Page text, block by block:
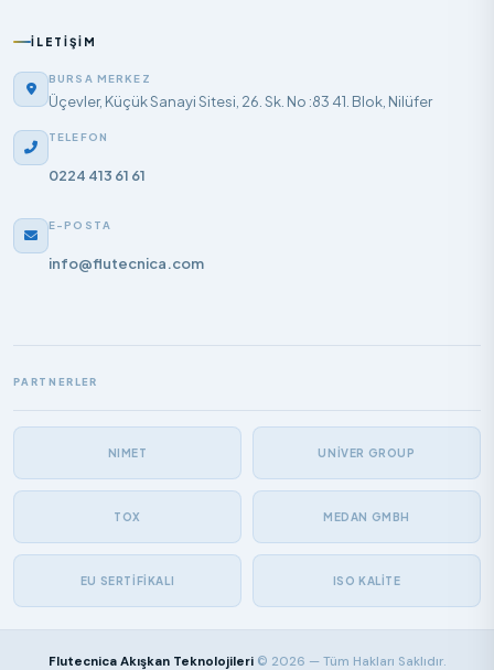
İLETIŞIM
BURSA MERKEZ
Üçevler, Küçük Sanayi Sitesi, 26. Sk. No :83 41. Blok, Nilüfer
TELEFON
0224 413 61 61
E-POSTA
info@flutecnica.com
PARTNERLER
NIMET UNIVER GROUP
TOX MEDAN GMBH
EU SERTIFIKALI ISO KALITE
Flutecnica Akışkan Teknolojileri© 2026 — Tüm Hakları Saklıdır.